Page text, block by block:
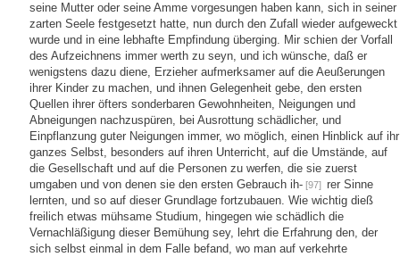
seine Mutter oder seine Amme vorgesungen haben kann, sich in seiner
zarten Seele festgesetzt hatte, nun durch den Zufall wieder aufgeweckt
wurde und in eine lebhafte Empfindung überging. Mir schien der Vorfall
des Aufzeichnens immer werth zu seyn, und ich wünsche, daß er
wenigstens dazu diene, Erzieher aufmerksamer auf die Aeußerungen
ihrer Kinder zu machen, und ihnen Gelegenheit gebe, den ersten
Quellen ihrer öfters sonderbaren Gewohnheiten, Neigungen und
Abneigungen nachzuspüren, bei Ausrottung schädlicher, und
Einpflanzung guter Neigungen immer, wo möglich, einen Hinblick auf ihr
ganzes Selbst, besonders auf ihren Unterricht, auf die Umstände, auf
die Gesellschaft und auf die Personen zu werfen, die sie zuerst
umgaben und von denen sie den ersten Gebrauch ih- [97] rer Sinne
lernten, und so auf dieser Grundlage fortzubauen. Wie wichtig dieß
freilich etwas mühsame Studium, hingegen wie schädlich die
Vernachläßigung dieser Bemühung sey, lehrt die Erfahrung den, der
sich selbst einmal in dem Falle befand, wo man auf verkehrte